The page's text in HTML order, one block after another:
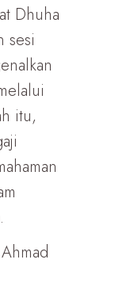
Dhuha
sesi
itu,